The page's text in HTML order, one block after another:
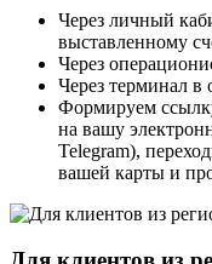
Через личный
выставленному
Через
Через терминал в
Формируем
на вашу
Telegram),
вашей карты и